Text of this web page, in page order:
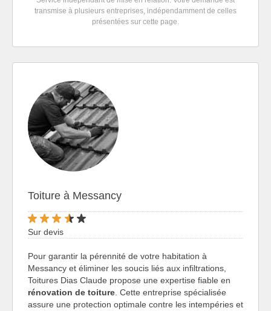
transmise à plusieurs entreprises, indépendamment de celles
présentées sur cette page.
Toiture à Messancy
Sur devis
Pour garantir la pérennité de votre habitation à
Messancy et éliminer les soucis liés aux infiltrations,
Toitures Dias Claude propose une expertise fiable en
rénovation de toiture . Cette entreprise spécialisée
assure une protection optimale contre les intempéries et